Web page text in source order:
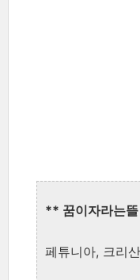
** 꿈이자라는
페튜니아, 크리